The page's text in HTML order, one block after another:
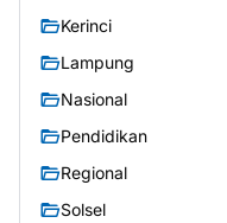
Kerinci
Lampung
Nasional
Pendidikan
Regional
Solsel